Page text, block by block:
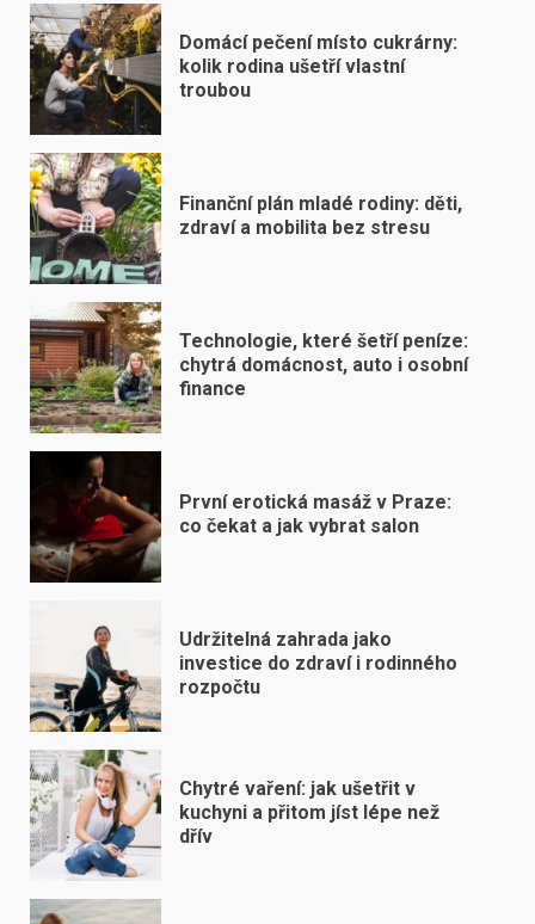
Domácí pečení místo cukrárny:
kolik rodina ušetří vlastní
troubou
Finanční plán mladé rodiny: děti,
zdraví a mobilita bez stresu
Technologie, které šetří peníze:
chytrá domácnost, auto i osobní
finance
První erotická masáž v Praze:
co čekat a jak vybrat salon
Udržitelná zahrada jako
investice do zdraví i rodinného
rozpočtu
Chytré vaření: jak ušetřit v
kuchyni a přitom jíst lépe než
dřív